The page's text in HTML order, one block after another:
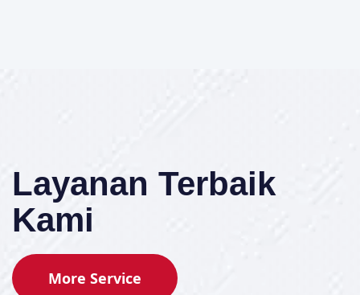
Layanan Terbaik
Kami
More Service